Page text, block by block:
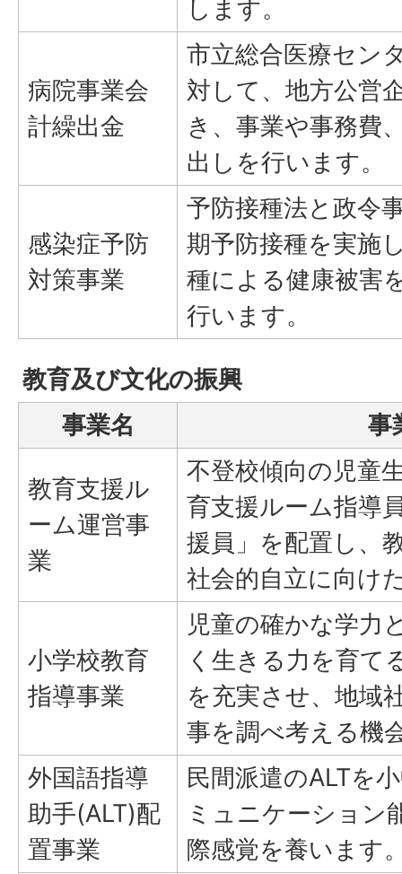
します。
病院事業会
計繰出金
市立総合医療セン
対して、地方公営
き、事業や事務費
出しを行います。
感染症予防
対策事業
予防接種法と政令
期予防接種を実施
種による健康被害
行います。
教育及び文化の振興
事業名
事
教育支援ル
ーム運営事
業
不登校傾向の児童
育支援ルーム指導
援員」を配置し、
社会的自立に向け
小学校教育
指導事業
児童の確かな学力
く生きる力を育て
を充実させ、地域
事を調べ考える機
外国語指導
助手(ALT)配
置事業
民間派遣のALTを
ミュニケーション
際感覚を養います